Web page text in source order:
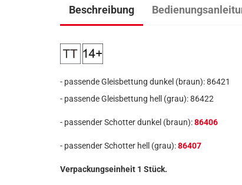
Beschreibung
- passende Gleisbettung dunkel (braun): 86421
- passende Gleisbettung hell (grau): 86422
- passender Schotter dunkel (braun):86406
- passender Schotter hell (grau):86407
Verpackungseinheit 1 Stück.